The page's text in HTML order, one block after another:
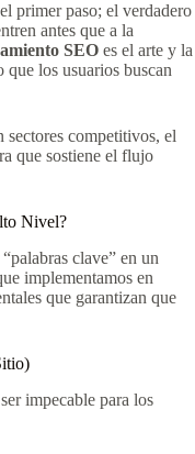
primer paso; el verdadero
antes que a la
SEO es el arte y la
los usuarios buscan
sectores competitivos, el
que sostiene el flujo
Nivel?
clave” en un
implementamos en
que garantizan que
impecable para los